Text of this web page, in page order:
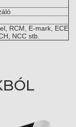
RCM, E-mark, ECE
NCC stb.